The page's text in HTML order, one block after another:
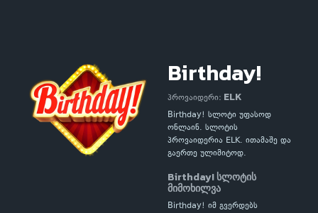
Birthday!
პროვაიდერი: ELK
Birthday! სლოტი უფასოდ
ონლაინ. სლოტის
პროვაიდერია ELK. ითამაშე და
გაერთე ულიმიტოდ.
Birthday! სლოტის
მიმოხილვა
Birthday! იმ გვერდებს